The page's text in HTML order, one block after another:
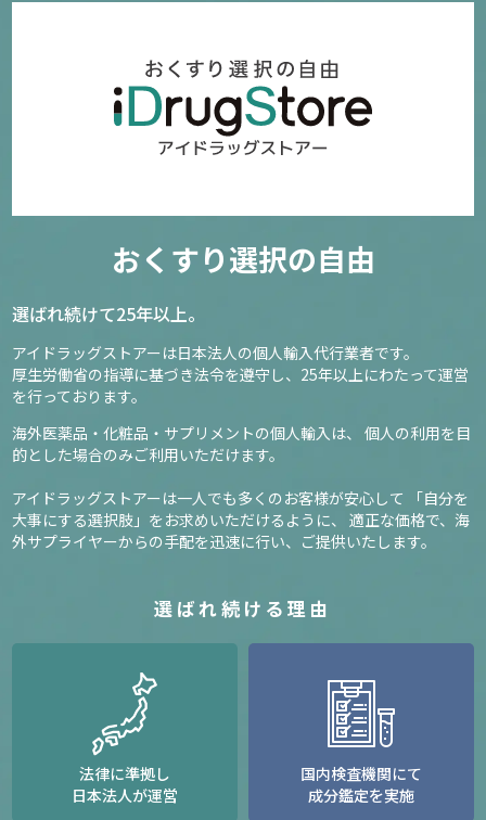
おくすり選択の自由
選ばれ続けて25年以上。
アイドラッグストアーは日本法人の個人輸入代行業者です。
厚生労働省の指導に基づき法令を遵守し、 25年以上にわたって運営
を行っております。
海外医薬品・化粧品・サプリメントの個人輸入は、
個人の利用を目
的とした場合のみご利用いただけます。
アイドラッグストアーは一人でも多くのお客様が安心して
「自分を
大事にする選択肢」をお求めいただけるように、
適正な価格で、海
外サプライヤーからの手配を迅速に行い、ご提供いたします。
選ばれ続ける理由
法律に準拠し
日本法人が運営
国内検査機関にて
成分鑑定を実施